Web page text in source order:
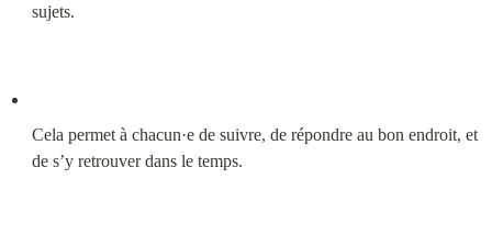
sujets.
Cela permet à chacun·e de suivre, de répondre au bon endroit, et
de s’y retrouver dans le temps.